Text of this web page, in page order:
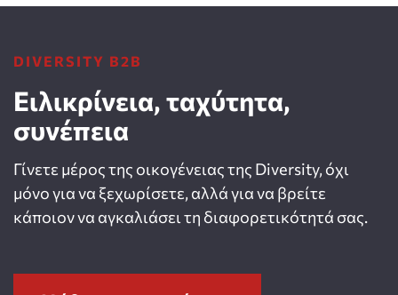
DIVERSITY B2B
Ειλικρίνεια, ταχύτητα,
συνέπεια
Γίνετε μέρος της οικογένειας της Diversity, όχι
μόνο για να ξεχωρίσετε, αλλά για να βρείτε
κάποιον να αγκαλιάσει τη διαφορετικότητά σας.